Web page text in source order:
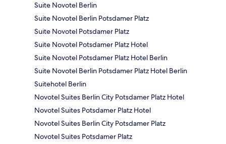
Suite Novotel Berlin
Suite Novotel Berlin Potsdamer Platz
Suite Novotel Potsdamer Platz
Suite Novotel Potsdamer Platz Hotel
Suite Novotel Potsdamer Platz Hotel Berlin
Suite Novotel Berlin Potsdamer Platz Hotel Berlin
Suitehotel Berlin
Novotel Suites Berlin City Potsdamer Platz Hotel
Novotel Suites Potsdamer Platz Hotel
Novotel Suites Berlin City Potsdamer Platz
Novotel Suites Potsdamer Platz